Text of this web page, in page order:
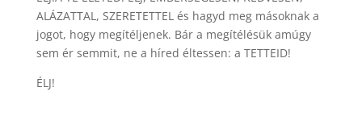
ALÁZATTAL, SZERETETTEL és hagyd meg másoknak a
jogot, hogy megítéljenek. Bár a megítélésük amúgy
sem ér semmit, ne a híred éltessen: a TETTEID!
ÉLJ!